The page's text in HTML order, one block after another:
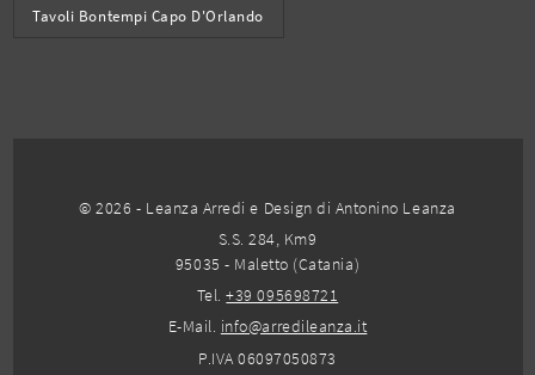
Tavoli Bontempi Capo D'Orlando
© 2026 - Leanza Arredi e Design di Antonino Leanza
S.S. 284, Km9
95035 - Maletto (Catania)
Tel.+39 095698721
E-Mail. info@arredileanza.it
P.IVA 06097050873